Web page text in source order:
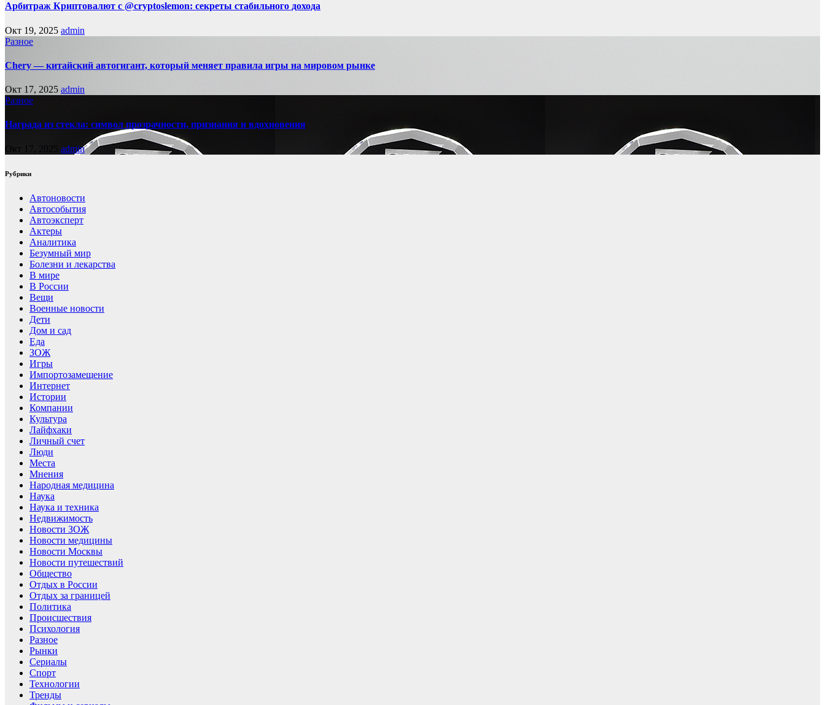
Арбитраж Криптовалют с @cryptoslemon: секреты стабильного дохода
Окт 19, 2025 admin
Разное
Chery — китайский автогигант, который меняет правила игры на мировом рынке
Окт 17, 2025 admin
Разное
Награда из стекла: символ прозрачности, признания и вдохновения
Окт 17, 2025 admin
Рубрики
Автоновости
Автособытия
Автоэксперт
Актеры
Аналитика
Безумный мир
Болезни и лекарства
В мире
В России
Вещи
Военные новости
Дети
Дом и сад
Еда
ЗОЖ
Игры
Импортозамещение
Интернет
Истории
Компании
Культура
Лайфхаки
Личный счет
Люди
Места
Мнения
Народная медицина
Наука
Наука и техника
Недвижимость
Новости ЗОЖ
Новости медицины
Новости Москвы
Новости путешествий
Общество
Отдых в России
Отдых за границей
Политика
Происшествия
Психология
Разное
Рынки
Сериалы
Спорт
Технологии
Тренды